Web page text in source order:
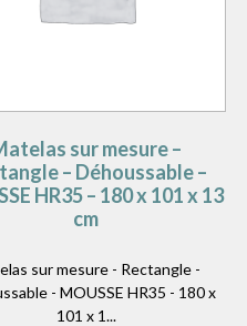
sur mesure –
– Déhoussable –
HR35 – 180 x 101 x 13
cm
sur mesure - Rectangle -
- MOUSSE HR35 - 180 x
101 x 1...